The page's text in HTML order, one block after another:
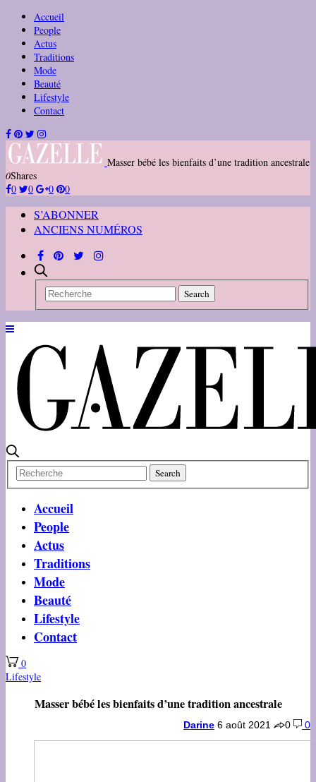
Accueil
People
Actus
Traditions
Mode
Beauté
Lifestyle
Contact
Masser bébé les bienfaits d’une tradition ancestrale
0Shares
0
0 0 0
S’ABONNER
ANCIENS NUMÉROS
Accueil
People
Actus
Traditions
Mode
Beauté
Lifestyle
Contact
0
Lifestyle
Masser bébé les bienfaits d’une tradition ancestrale
Darine 6 août 2021 0 0